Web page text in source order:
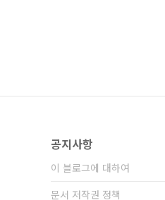
공지사항
이 블로그에 대하여
문서 저작권 정책